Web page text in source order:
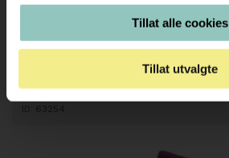
Tillat alle cookies
Tillat utvalgte